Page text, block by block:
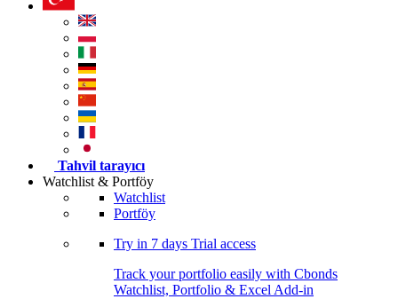
Tahvil tarayıcı
Watchlist & Portföy
Watchlist
Portföy
Try in 7 days Trial access
Track your portfolio easily with Cbonds
Watchlist, Portfolio & Excel Add-in